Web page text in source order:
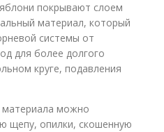
покрывают слоем
материал, который
системы от
для более долгого
круге, подавления
материала можно
щепу, опилки, скошенную